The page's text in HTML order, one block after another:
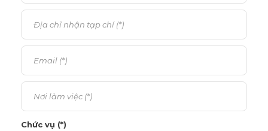
Chức vụ (*)